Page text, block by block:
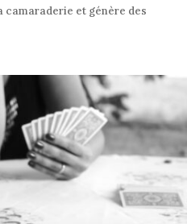
camaraderie et génère des